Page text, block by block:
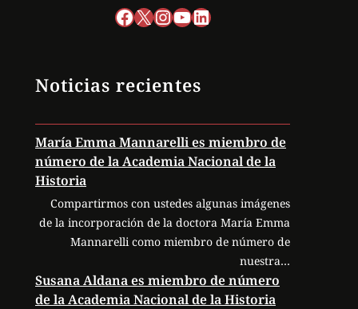
Facebook
X Instagram
YouTube
LinkedIn
Noticias recientes
María Emma Mannarelli es miembro de
número de la Academia Nacional de la
Historia
Compartirmos con ustedes algunas imágenes
de la incorporación de la doctora María Emma
Mannarelli como miembro de número de
nuestra…
Susana Aldana es miembro de número
de la Academia Nacional de la Historia